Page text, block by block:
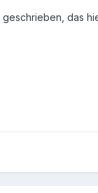
das